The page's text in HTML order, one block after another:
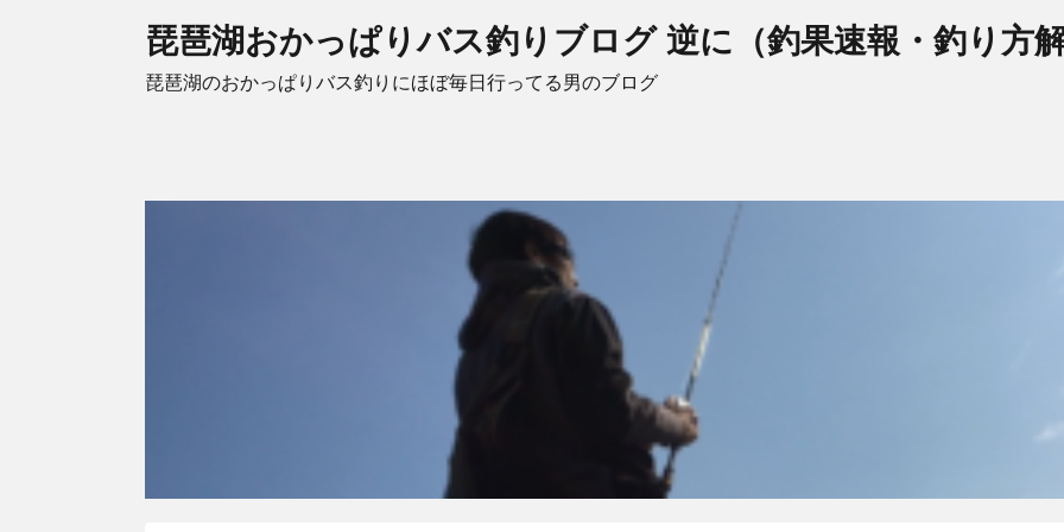
琵琶湖おかっぱりバス釣りブログ 逆に（釣果速報・釣り方
琵琶湖のおかっぱりバス釣りにほぼ毎日行ってる男のブログ